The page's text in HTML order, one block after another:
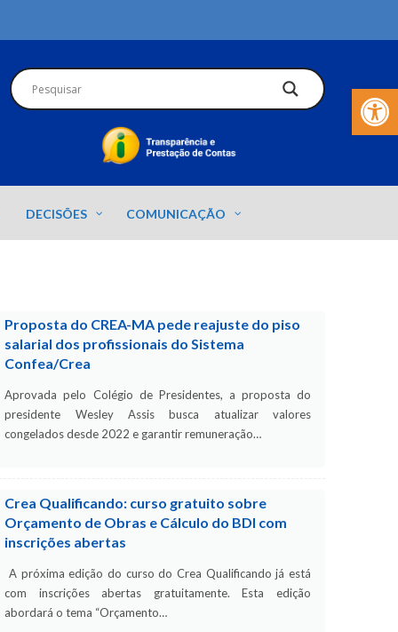
Barra de
DECISÕES COMUNICAÇÃO
Proposta do CREA-MA pede reajuste do piso
salarial dos profissionais do Sistema
Confea/Crea
Aprovada pelo Colégio de Presidentes, a proposta do
presidente Wesley Assis busca atualizar valores
congelados desde 2022 e garantir remuneração…
Crea Qualificando: curso gratuito sobre
Orçamento de Obras e Cálculo do BDI com
inscrições abertas
A próxima edição do curso do Crea Qualificando já está
com inscrições abertas gratuitamente. Esta edição
abordará o tema “Orçamento…